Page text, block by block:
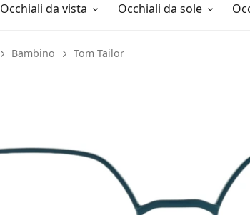
Occhiali da vista Occhiali da sole
Bambino Tom Tailor